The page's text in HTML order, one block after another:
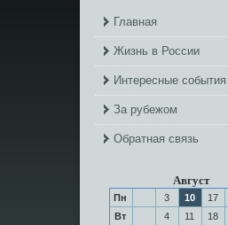
Главная
Жизнь в России
Интересные события
За рубежом
Обратная связь
Август
Пн 3 10 17
Вт
4 11 18